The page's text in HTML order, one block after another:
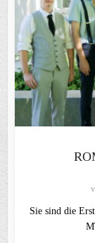
Sie sind die